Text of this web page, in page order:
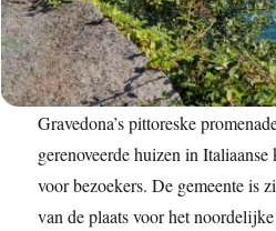
Gravedona’s pittoreske
gerenoveerde huizen in
voor bezoekers. De gemeente is
van de plaats voor het